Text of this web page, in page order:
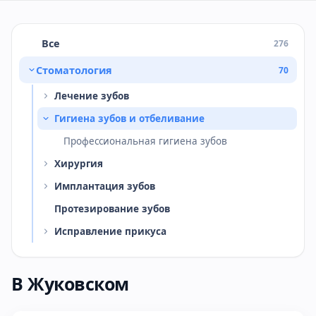
Все 276
Стоматология 70
Лечение зубов
Гигиена зубов и отбеливание
Профессиональная гигиена зубов
Хирургия
Имплантация зубов
Протезирование зубов
Исправление прикуса
В Жуковском